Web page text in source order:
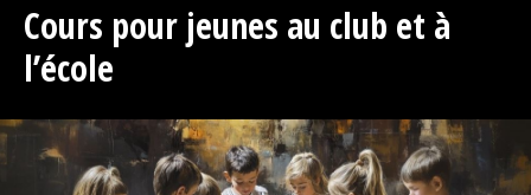
Cours pour jeunes au club et à
l’école